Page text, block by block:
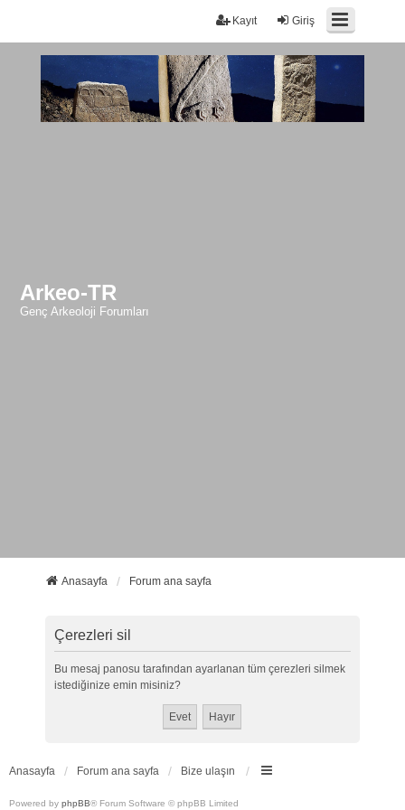
Giriş
Kayıt
Arkeo-TR
Genç Arkeoloji Forumları
Anasayfa Forum ana sayfa
Çerezleri sil
Bu mesaj panosu tarafından ayarlanan tüm çerezleri silmek
istediğinize emin misiniz?
Anasayfa Forum ana sayfa Bize ulaşın
Powered by phpBB® Forum Software © phpBB Limited